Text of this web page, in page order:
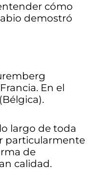
cómo
demostró
En el
largo de toda
particularmente
de
calidad.